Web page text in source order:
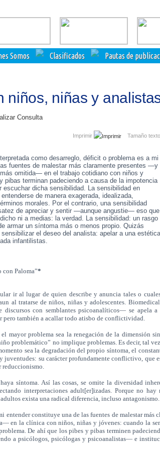
Somos Clasificados Pautas de
niños, niñas y
Consulta
Imprimir Tamaño
como desarreglo, déficit o problema es a mi
fuentes de malestar más claramente presentes —y
omitida— en el trabajo cotidiano con niños y
pibas terminan padeciendo a causa de la impotencia
escuchar dicha sensibilidad. La sensibilidad en
de manera exagerada, idealizada,
morales. Por el contrario, una sensibilidad
de apreciar y sentir —aunque angustie— eso que
ni a medias: la verdad. La sensibilidad: un rasgo
armar un síntoma más o menos propio. Quizás
el deseo del analista: apelar a una estética
infantilistas.
*
ir al lugar de quien describe y anuncia tales o
al tratarse de niños, niñas y adolescentes.
con semblantes psicoanalíticos— se apela a
pero también a acallar todo atisbo de conflictividad.
mayor problema sea la renegación de la dimensión
problemático” no implique problemas. Es decir, tal
sea la degradación del propio síntoma, el
juventudes: su carácter profundamente conflictivo, que
reduccionismo.
síntoma. Así las cosas, se omite la diversidad
interpretaciones adult[er]izadas. Porque no hay
exista una radical diferencia, incluso antagonismo.
entender constituye una de las fuentes de malestar más
en la clínica con niños, niñas y jóvenes: cuando la
De ahí que los pibes y pibas terminen
a psicólogos, psicólogas y psicoanalistas— e